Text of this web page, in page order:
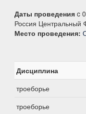
Даты проведения c
Россия Центральный
Место проведения:
Дисциплина
троеборье
троеборье